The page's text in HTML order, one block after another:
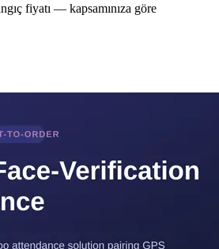
fiyatı — kapsamınıza göre